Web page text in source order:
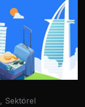
, Sektörel